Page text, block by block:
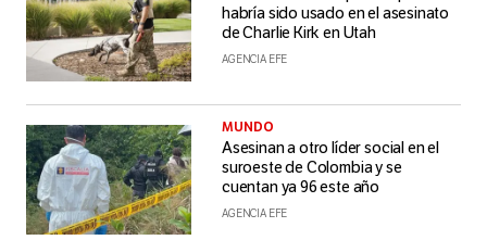
habría sido usado en el asesinato
de Charlie Kirk en Utah
AGENCIA EFE
MUNDO
Asesinan a otro líder social en el
suroeste de Colombia y se
cuentan ya 96 este año
AGENCIA EFE